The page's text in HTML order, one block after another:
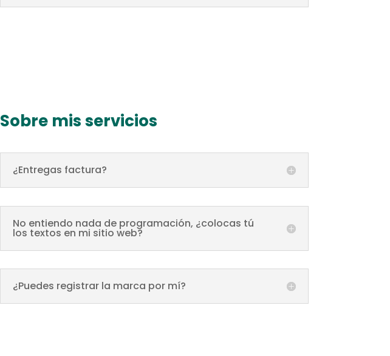
Sobre mis servicios
¿Entregas factura?
No entiendo nada de programación, ¿colocas tú
los textos en mi sitio web?
¿Puedes registrar la marca por mí?